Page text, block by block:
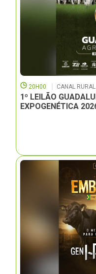
20H00 CANAL RURAL
1º LEILÃO
EXPOGENÉTICA